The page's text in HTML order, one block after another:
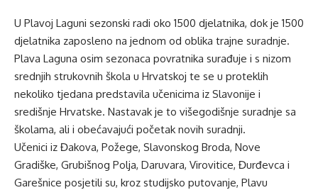
U Plavoj Laguni sezonski radi oko 1500 djelatnika, dok je 1500
djelatnika zaposleno na jednom od oblika trajne suradnje.
Plava Laguna osim sezonaca povratnika surađuje i s nizom
srednjih strukovnih škola u Hrvatskoj te se u proteklih
nekoliko tjedana predstavila učenicima iz Slavonije i
središnje Hrvatske. Nastavak je to višegodišnje suradnje sa
školama, ali i obećavajući početak novih suradnji.
Učenici iz Đakova, Požege, Slavonskog Broda, Nove
Gradiške, Grubišnog Polja, Daruvara, Virovitice, Đurđevca i
Garešnice posjetili su, kroz studijsko putovanje, Plavu